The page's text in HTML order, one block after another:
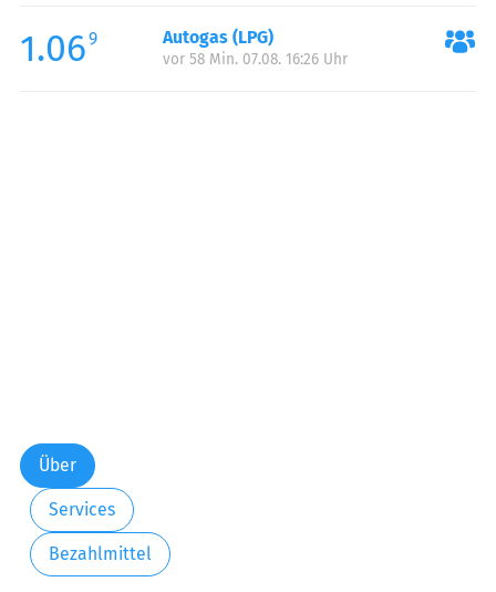
1.069 Autogas (LPG)
vor 58 Min. 07.08. 16:26 Uhr
Über
Services
Bezahlmittel